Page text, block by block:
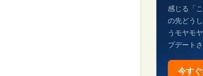
感じる「
の先どう
うモヤモ
プデート
今す